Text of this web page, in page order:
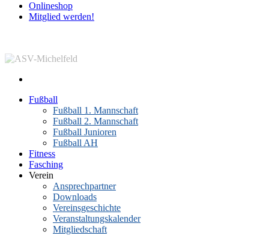
Onlineshop
Mitglied werden!
Fußball
Fußball 1. Mannschaft
Fußball 2. Mannschaft
Fußball Junioren
Fußball AH
Fitness
Fasching
Verein
Ansprechpartner
Downloads
Vereinsgeschichte
Veranstaltungskalender
Mitgliedschaft